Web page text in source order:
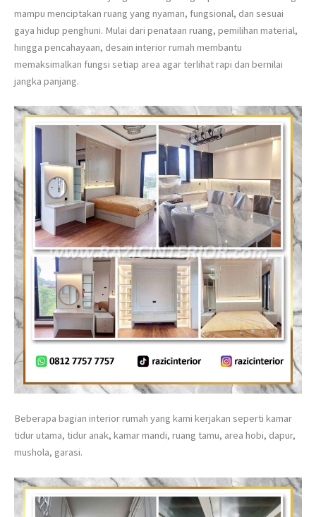
mampu menciptakan ruang yang nyaman, fungsional, dan sesuai
gaya hidup penghuni. Mulai dari penataan ruang, pemilihan material,
hingga pencahayaan, desain interior rumah membantu
memaksimalkan fungsi setiap area agar terlihat rapi dan bernilai
jangka panjang.
Beberapa bagian interior rumah yang kami kerjakan seperti kamar
tidur utama, tidur anak, kamar mandi, ruang tamu, area hobi, dapur,
mushola, garasi.